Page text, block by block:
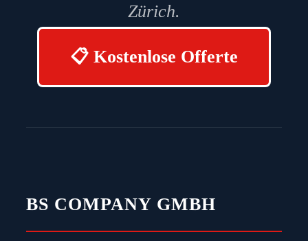
Zürich.
📋 Kostenlose Offerte
BS COMPANY GMBH